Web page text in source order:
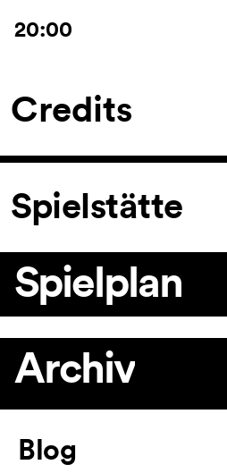
20:00
Credits
Spielstätte
Spielplan
Archiv
Artikel
Blog